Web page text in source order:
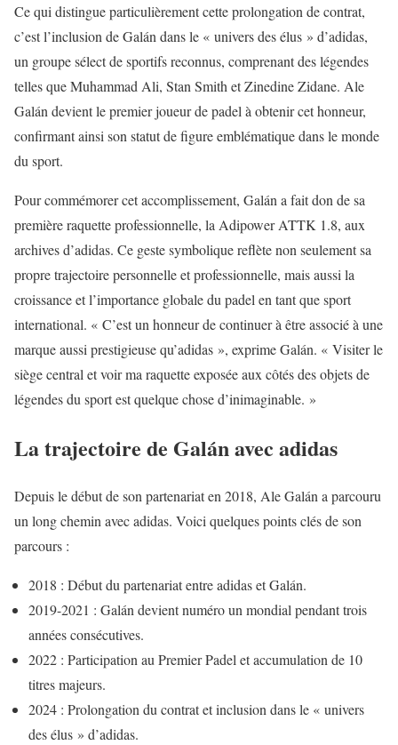
Ce qui distingue particulièrement cette prolongation de contrat,
c’est l’inclusion de Galán dans le « univers des élus » d’adidas,
un groupe sélect de sportifs reconnus, comprenant des légendes
telles que Muhammad Ali, Stan Smith et Zinedine Zidane. Ale
Galán devient le premier joueur de padel à obtenir cet honneur,
confirmant ainsi son statut de figure emblématique dans le monde
du sport.
Pour commémorer cet accomplissement, Galán a fait don de sa
première raquette professionnelle, la Adipower ATTK 1.8, aux
archives d’adidas. Ce geste symbolique reflète non seulement sa
propre trajectoire personnelle et professionnelle, mais aussi la
croissance et l’importance globale du padel en tant que sport
international. « C’est un honneur de continuer à être associé à une
marque aussi prestigieuse qu’adidas », exprime Galán. « Visiter le
siège central et voir ma raquette exposée aux côtés des objets de
légendes du sport est quelque chose d’inimaginable. »
La trajectoire de Galán avec adidas
Depuis le début de son partenariat en 2018, Ale Galán a parcouru
un long chemin avec adidas. Voici quelques points clés de son
parcours :
2018 : Début du partenariat entre adidas et Galán.
2019-2021 : Galán devient numéro un mondial pendant trois
années consécutives.
2022 : Participation au Premier Padel et accumulation de 10
titres majeurs.
2024 : Prolongation du contrat et inclusion dans le « univers
des élus » d’adidas.